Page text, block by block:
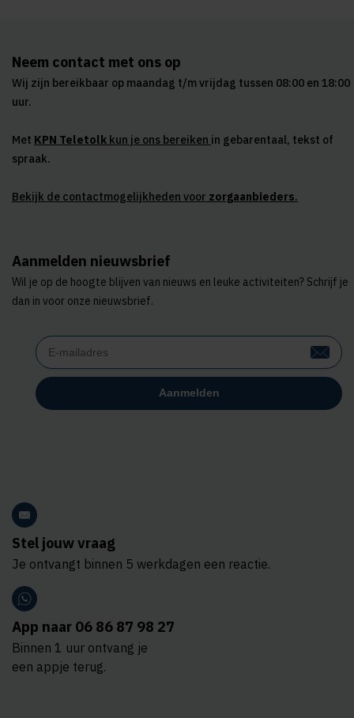
Neem contact met ons op
Wij zijn bereikbaar op maandag t/m vrijdag tussen 08:00 en 18:00
uur.
Met KPN Teletolk kun je ons bereiken in gebarentaal, tekst of
spraak.
Bekijk de contactmogelijkheden voor zorgaanbieders.
Aanmelden nieuwsbrief
Wil je op de hoogte blijven van nieuws en leuke activiteiten? Schrijf je
dan in voor onze nieuwsbrief.
Stel jouw vraag
Je ontvangt binnen 5 werkdagen een reactie.
App naar 06 86 87 98 27
Binnen 1 uur ontvang je
een appje terug.